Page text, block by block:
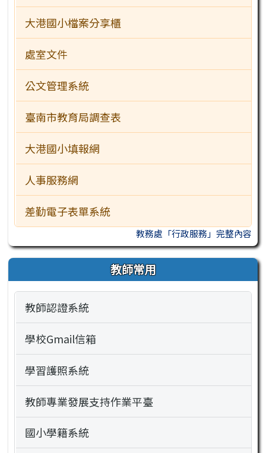
大港國小檔案分享櫃
處室文件
公文管理系統
臺南市教育局調查表
大港國小填報網
人事服務網
差勤電子表單系統
教務處「行政服務」完整內容
教師常用
教師認證系統
學校Gmail信箱
學習護照系統
教師專業發展支持作業平臺
國小學籍系統